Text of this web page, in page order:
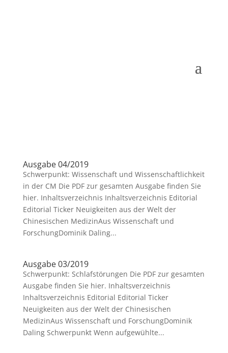
Ausgabe 04/2019
Schwerpunkt: Wissenschaft und Wissenschaftlichkeit
in der CM Die PDF zur gesamten Ausgabe finden Sie
hier. Inhaltsverzeichnis Inhaltsverzeichnis Editorial
Editorial Ticker Neuigkeiten aus der Welt der
Chinesischen MedizinAus Wissenschaft und
ForschungDominik Daling...
Ausgabe 03/2019
Schwerpunkt: Schlafstörungen Die PDF zur gesamten
Ausgabe finden Sie hier. Inhaltsverzeichnis
Inhaltsverzeichnis Editorial Editorial Ticker
Neuigkeiten aus der Welt der Chinesischen
MedizinAus Wissenschaft und ForschungDominik
Daling Schwerpunkt Wenn aufgewühlte...